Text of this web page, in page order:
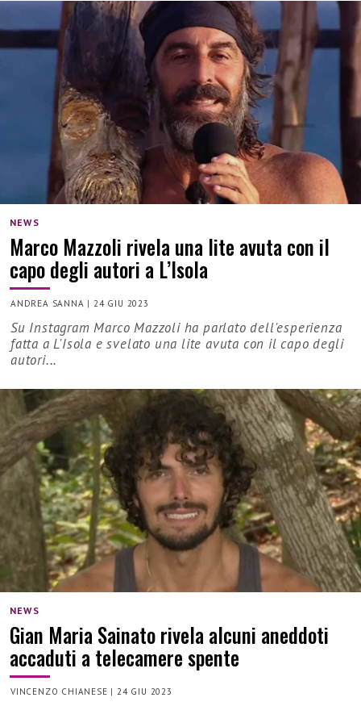
NEWS
Marco Mazzoli rivela una lite avuta con il
capo degli autori a L’Isola
ANDREA SANNA |24 GIU 2023
Su Instagram Marco Mazzoli ha parlato dell'esperienza
fatta a L'Isola e svelato una lite avuta con il capo degli
autori...
NEWS
Gian Maria Sainato rivela alcuni aneddoti
accaduti a telecamere spente
VINCENZO CHIANESE |24 GIU 2023